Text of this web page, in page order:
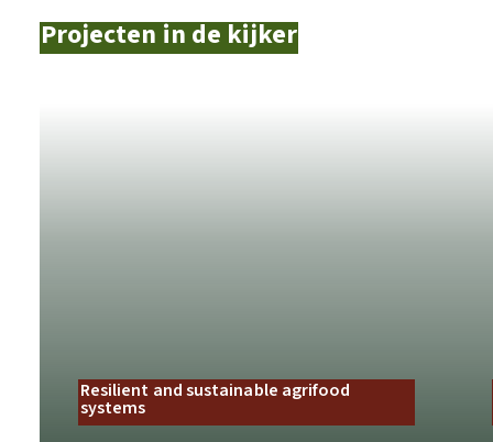
Projecten in de kijker
Resilient and sustainable agrifood
systems